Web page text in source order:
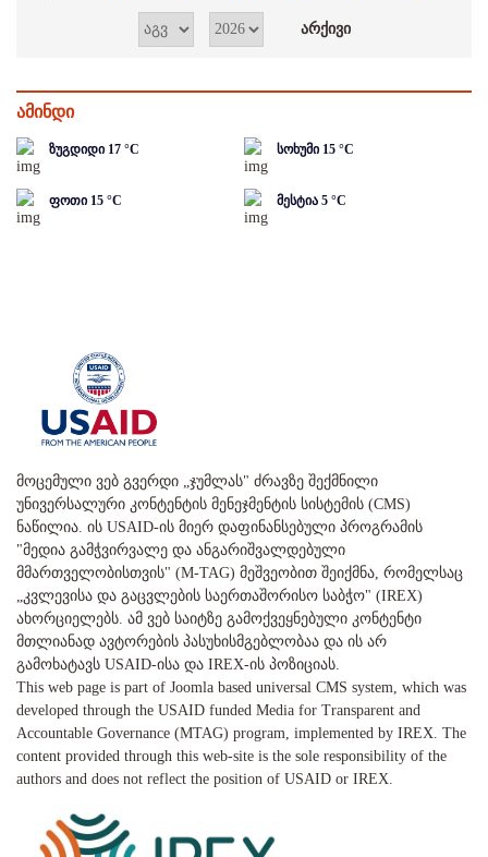
ამინდი
ზუგდიდი 17 °C სოხუმი 15 °C
ფოთი 15 °C მესტია 5 °C
მოცემული ვებ გვერდი „ჯუმლას" ძრავზე შექმნილი
უნივერსალური კონტენტის მენეჯმენტის სისტემის (CMS)
ნაწილია. ის USAID-ის მიერ დაფინანსებული პროგრამის
"მედია გამჭვირვალე და ანგარიშვალდებული
მმართველობისთვის" (M-TAG) მეშვეობით შეიქმნა, რომელსაც
„კვლევისა და გაცვლების საერთაშორისო საბჭო" (IREX)
ახორციელებს. ამ ვებ საიტზე გამოქვეყნებული კონტენტი
მთლიანად ავტორების პასუხისმგებლობაა და ის არ
გამოხატავს USAID-ისა და IREX-ის პოზიციას.
This web page is part of Joomla based universal CMS system, which was
developed through the USAID funded Media for Transparent and
Accountable Governance (MTAG) program, implemented by IREX. The
content provided through this web-site is the sole responsibility of the
authors and does not reflect the position of USAID or IREX.